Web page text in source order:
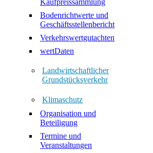
Kaufpreissammlung
Bodenrichtwerte und
Geschäftsstellenbericht
Verkehrswertgutachten
wertDaten
Landwirtschaftlicher
Grundstücksverkehr
Klimaschutz
Organisation und
Beteiligung
Termine und
Veranstaltungen